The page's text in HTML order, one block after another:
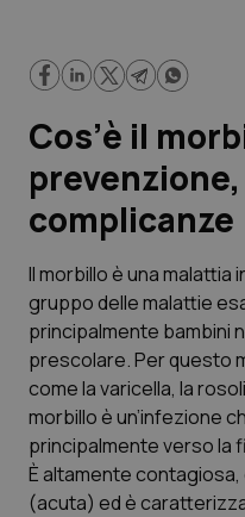
Cronache
Governo e
Regioni e Asl
Scienza e Farmaci
Studi e Analisi
Lettere al direttore
Edizioni Regionali
Cos’è il
complicanze
Il morbillo è una
gruppo delle malattie
principalmente bambini
prescolare. Per questo
come la varicella, la
morbillo è un’infezione
principalmente verso la
È altamente
(acuta) ed è